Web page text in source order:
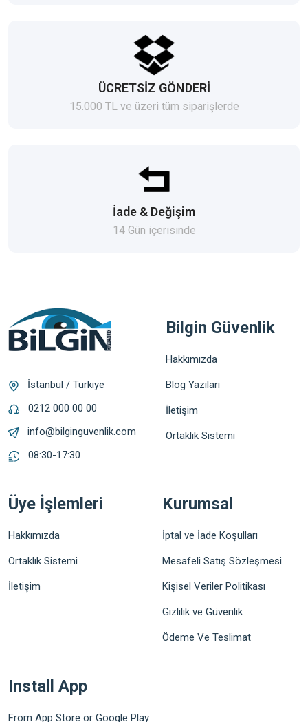
ÜCRETSİZ GÖNDERİ
15.000 TL ve üzeri tüm siparişlerde
İade & Değişim
14 Gün içerisinde
İstanbul / Türkiye
0212 000 00 00
info@bilginguvenlik.com
08:30-17:30
Bilgin Güvenlik
Hakkımızda
Blog Yazıları
İletişim
Ortaklık Sistemi
Üye İşlemleri
Hakkımızda
Ortaklık Sistemi
İletişim
Kurumsal
İptal ve İade Koşulları
Mesafeli Satış Sözleşmesi
Kişisel Veriler Politikası
Gizlilik ve Güvenlik
Ödeme Ve Teslimat
Install App
From App Store or Google Play